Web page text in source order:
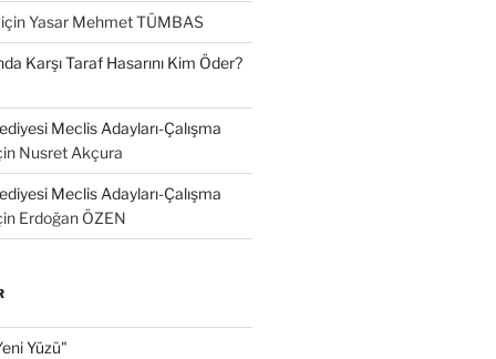
Yasar Mehmet TÜMBAS
Karşı Taraf Hasarını Kim Öder?
Meclis Adayları-Çalışma
Nusret Akçura
Meclis Adayları-Çalışma
Erdoğan ÖZEN
Yüzü"